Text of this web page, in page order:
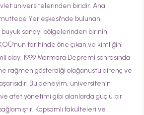
üniversitelerinden biridir. Ana
Yerleşkesi'nde bulunan
sanayi bölgelerinden birinin
tarihinde öne çıkan ve kimliğini
olay, 1999 Marmara Depremi sonrasında
rağmen gösterdiği olağanüstü direnç ve
Bu deneyim, üniversitenin
afet yönetimi gibi alanlarda güçlü bir
Kapsamlı fakülteleri ve